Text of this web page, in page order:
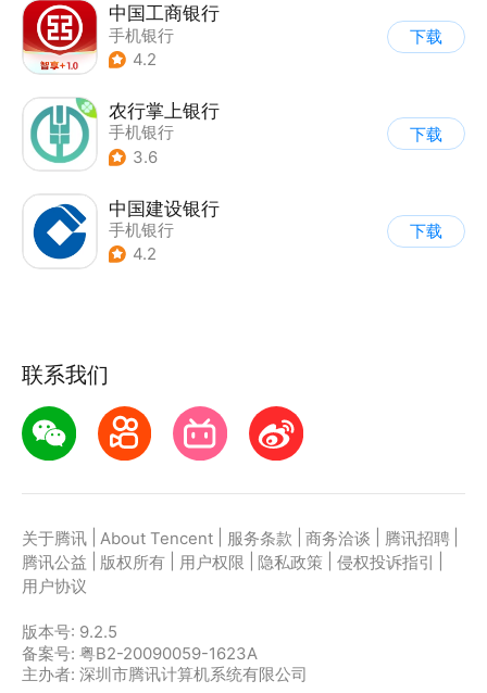
中国工商银行
手机银行
4.2
下载
农行掌上银行
手机银行
3.6
下载
中国建设银行
手机银行
4.2
下载
联系我们
关于腾讯 About Tencent 服务条款 商务洽谈 腾讯招聘
腾讯公益
版权所有 用户权限 隐私政策 侵权投诉指引
用户协议
版本号: 9.2.5
备案号: 粤B2-20090059-1623A
主办者: 深圳市腾讯计算机系统有限公司